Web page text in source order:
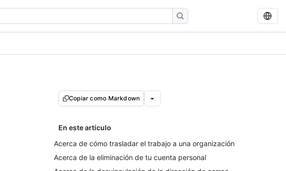
Copiar como Markdown
En este artículo
Acerca de cómo trasladar el trabajo a una organización
Acerca de la eliminación de tu cuenta personal